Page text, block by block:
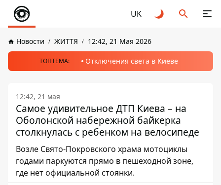
UK
Новости ЖИТТЯ 12:42, 21 Мая 2026
ТОПТЕМА: Отключения света в Киеве
12:42, 21 мая
Самое удивительное ДТП Киева – на
Оболонской набережной байкерка
столкнулась с ребенком на велосипеде
Возле Свято-Покровского храма мотоциклы
годами паркуются прямо в пешеходной зоне,
где нет официальной стоянки.